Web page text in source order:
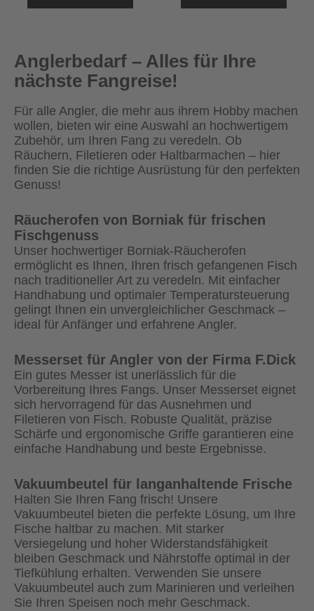
Anglerbedarf – Alles für Ihre
nächste Fangreise!
Für alle Angler, die mehr aus ihrem Hobby machen
wollen, bieten wir eine Auswahl an hochwertigem
Zubehör, um Ihren Fang zu veredeln. Ob
Räuchern, Filetieren oder Haltbarmachen – hier
finden Sie die richtige Ausrüstung für den perfekten
Genuss!
Räucherofen von Borniak für frischen
Fischgenuss
Unser hochwertiger Borniak-Räucherofen
ermöglicht es Ihnen, Ihren frisch gefangenen Fisch
nach traditioneller Art zu veredeln. Mit einfacher
Handhabung und optimaler Temperatursteuerung
gelingt Ihnen ein unvergleichlicher Geschmack –
ideal für Anfänger und erfahrene Angler.
Messerset für Angler von der Firma F.Dick
Ein gutes Messer ist unerlässlich für die
Vorbereitung Ihres Fangs. Unser Messerset eignet
sich hervorragend für das Ausnehmen und
Filetieren von Fisch. Robuste Qualität, präzise
Schärfe und ergonomische Griffe garantieren eine
einfache Handhabung und beste Ergebnisse.
Vakuumbeutel für langanhaltende Frische
Halten Sie Ihren Fang frisch! Unsere
Vakuumbeutel bieten die perfekte Lösung, um Ihre
Fische haltbar zu machen. Mit starker
Versiegelung und hoher Widerstandsfähigkeit
bleiben Geschmack und Nährstoffe optimal in der
Tiefkühlung erhalten. Verwenden Sie unsere
Vakuumbeutel auch zum Marinieren und verleihen
Sie Ihren Speisen noch mehr Geschmack.